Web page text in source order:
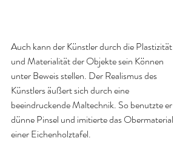
Auch kann der Künstler durch die Plastizität
und Materialität der Objekte sein Können
unter Beweis stellen. Der Realismus des
Künstlers äußert sich durch eine
beeindruckende Maltechnik. So benutzte er
dünne Pinsel und imitierte das Obermaterial
einer Eichenholztafel.